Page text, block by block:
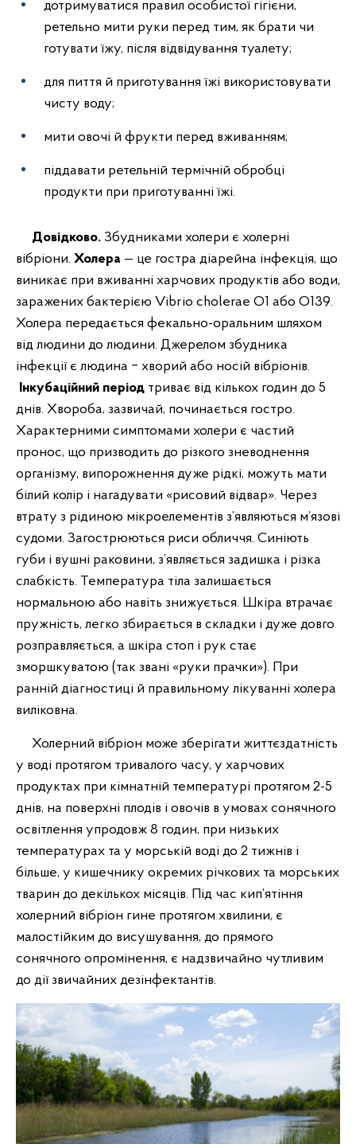
дотримуватися правил особистої гігієни,
ретельно мити руки перед тим, як брати чи
готувати їжу, після відвідування туалету;
для пиття й приготування їжі використовувати
чисту воду;
мити овочі й фрукти перед вживанням;
піддавати ретельній термічній обробці
продукти при приготуванні їжі.
Довідково. Збудниками холери є холерні
вібріони. Холера — це гостра діарейна інфекція, що
виникає при вживанні харчових продуктів або води,
заражених бактерією Vibrio cholerae О1 або О139.
Холера передається фекально-оральним шляхом
від людини до людини. Джерелом збудника
інфекції є людина ‒ хворий або носій вібріонів.
Інкубаційний період триває від кількох годин до 5
днів. Хвороба, зазвичай, починається гостро.
Характерними симптомами холери є частий
пронос, що призводить до різкого зневоднення
організму, випорожнення дуже рідкі, можуть мати
білий колір і нагадувати «рисовий відвар». Через
втрату з рідиною мікроелементів з’являються м’язові
судоми. Загострюються риси обличчя. Синіють
губи і вушні раковини, з’являється задишка і різка
слабкість. Температура тіла залишається
нормальною або навіть знижується. Шкіра втрачає
пружність, легко збирається в складки і дуже довго
розправляється, а шкіра стоп і рук стає
зморшкуватою (так звані «руки прачки»). При
ранній діагностиці й правильному лікуванні холера
виліковна.
Холерний вібріон може зберігати життєздатність
у воді протягом тривалого часу, у харчових
продуктах при кімнатній температурі протягом 2-5
днів, на поверхні плодів і овочів в умовах сонячного
освітлення упродовж 8 годин, при низьких
температурах та у морській воді до 2 тижнів і
більше, у кишечнику окремих річкових та морських
тварин до декількох місяців. Під час кип’ятіння
холерний вібріон гине протягом хвилини, є
малостійким до висушування, до прямого
сонячного опромінення, є надзвичайно чутливим
до дії звичайних дезінфектантів.